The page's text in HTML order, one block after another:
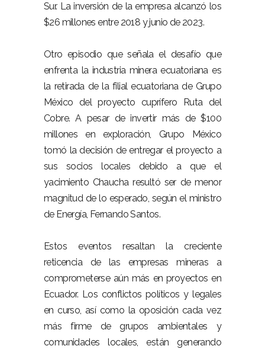
Sur. La inversión de la empresa alcanzó los
$26 millones entre 2018 y junio de 2023.
Otro episodio que señala el desafío que
enfrenta la industria minera ecuatoriana es
la retirada de la filial ecuatoriana de Grupo
México del proyecto cuprífero Ruta del
Cobre. A pesar de invertir más de $100
millones en exploración, Grupo México
tomó la decisión de entregar el proyecto a
sus socios locales debido a que el
yacimiento Chaucha resultó ser de menor
magnitud de lo esperado, según el ministro
de Energía, Fernando Santos.
Estos eventos resaltan la creciente
reticencia de las empresas mineras a
comprometerse aún más en proyectos en
Ecuador. Los conflictos políticos y legales
en curso, así como la oposición cada vez
más firme de grupos ambientales y
comunidades locales, están generando